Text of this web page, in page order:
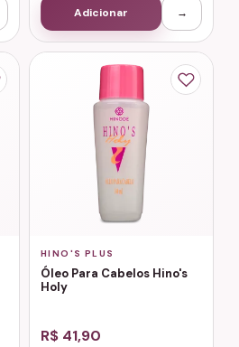
Adicionar →
HINO'S PLUS
Óleo Para Cabelos Hino's
Holy
R$ 41,90